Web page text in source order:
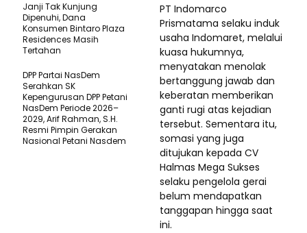
PT Indomarco
Prismatama selaku induk
usaha Indomaret, melalui
kuasa hukumnya,
menyatakan menolak
bertanggung jawab dan
keberatan memberikan
ganti rugi atas kejadian
tersebut. Sementara itu,
somasi yang juga
ditujukan kepada CV
Halmas Mega Sukses
selaku pengelola gerai
belum mendapatkan
tanggapan hingga saat
ini.
Janji Tak Kunjung
Dipenuhi, Dana
Konsumen Bintaro Plaza
Residences Masih
Tertahan
DPP Partai NasDem
Serahkan SK
Kepengurusan DPP Petani
NasDem Periode 2026–
2029, Arif Rahman, S.H.
Resmi Pimpin Gerakan
Nasional Petani Nasdem